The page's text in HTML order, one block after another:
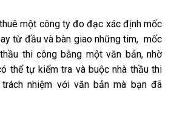
một công ty đo đạc xác định mốc
từ đầu và bàn giao những tim, mốc
thi công bằng một văn bản, nhờ
thể tự kiểm tra và buộc nhà thầu thi
nhiệm với văn bản mà bạn đã